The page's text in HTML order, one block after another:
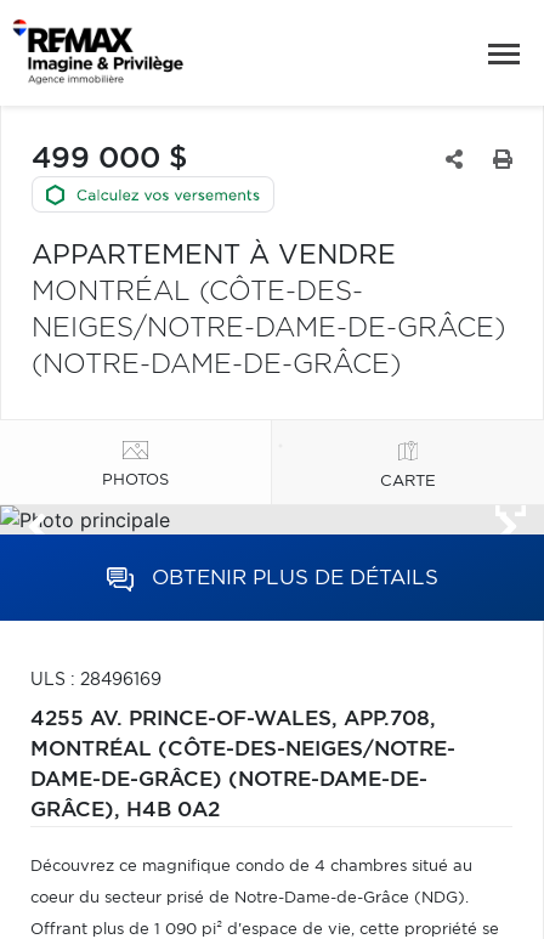
499 000 $
APPARTEMENT À VENDRE
MONTRÉAL (CÔTE-DES-
NEIGES/NOTRE-DAME-DE-GRÂCE)
(NOTRE-DAME-DE-GRÂCE)
PHOTOS CARTE
OBTENIR PLUS DE DÉTAILS
ULS : 28496169
4255 AV. PRINCE-OF-WALES, APP.708,
MONTRÉAL (CÔTE-DES-NEIGES/NOTRE-
DAME-DE-GRÂCE) (NOTRE-DAME-DE-
GRÂCE), H4B 0A2
Découvrez ce magnifique condo de 4 chambres situé au
coeur du secteur prisé de Notre-Dame-de-Grâce (NDG).
Offrant plus de 1 090 pi² d'espace de vie, cette propriété se